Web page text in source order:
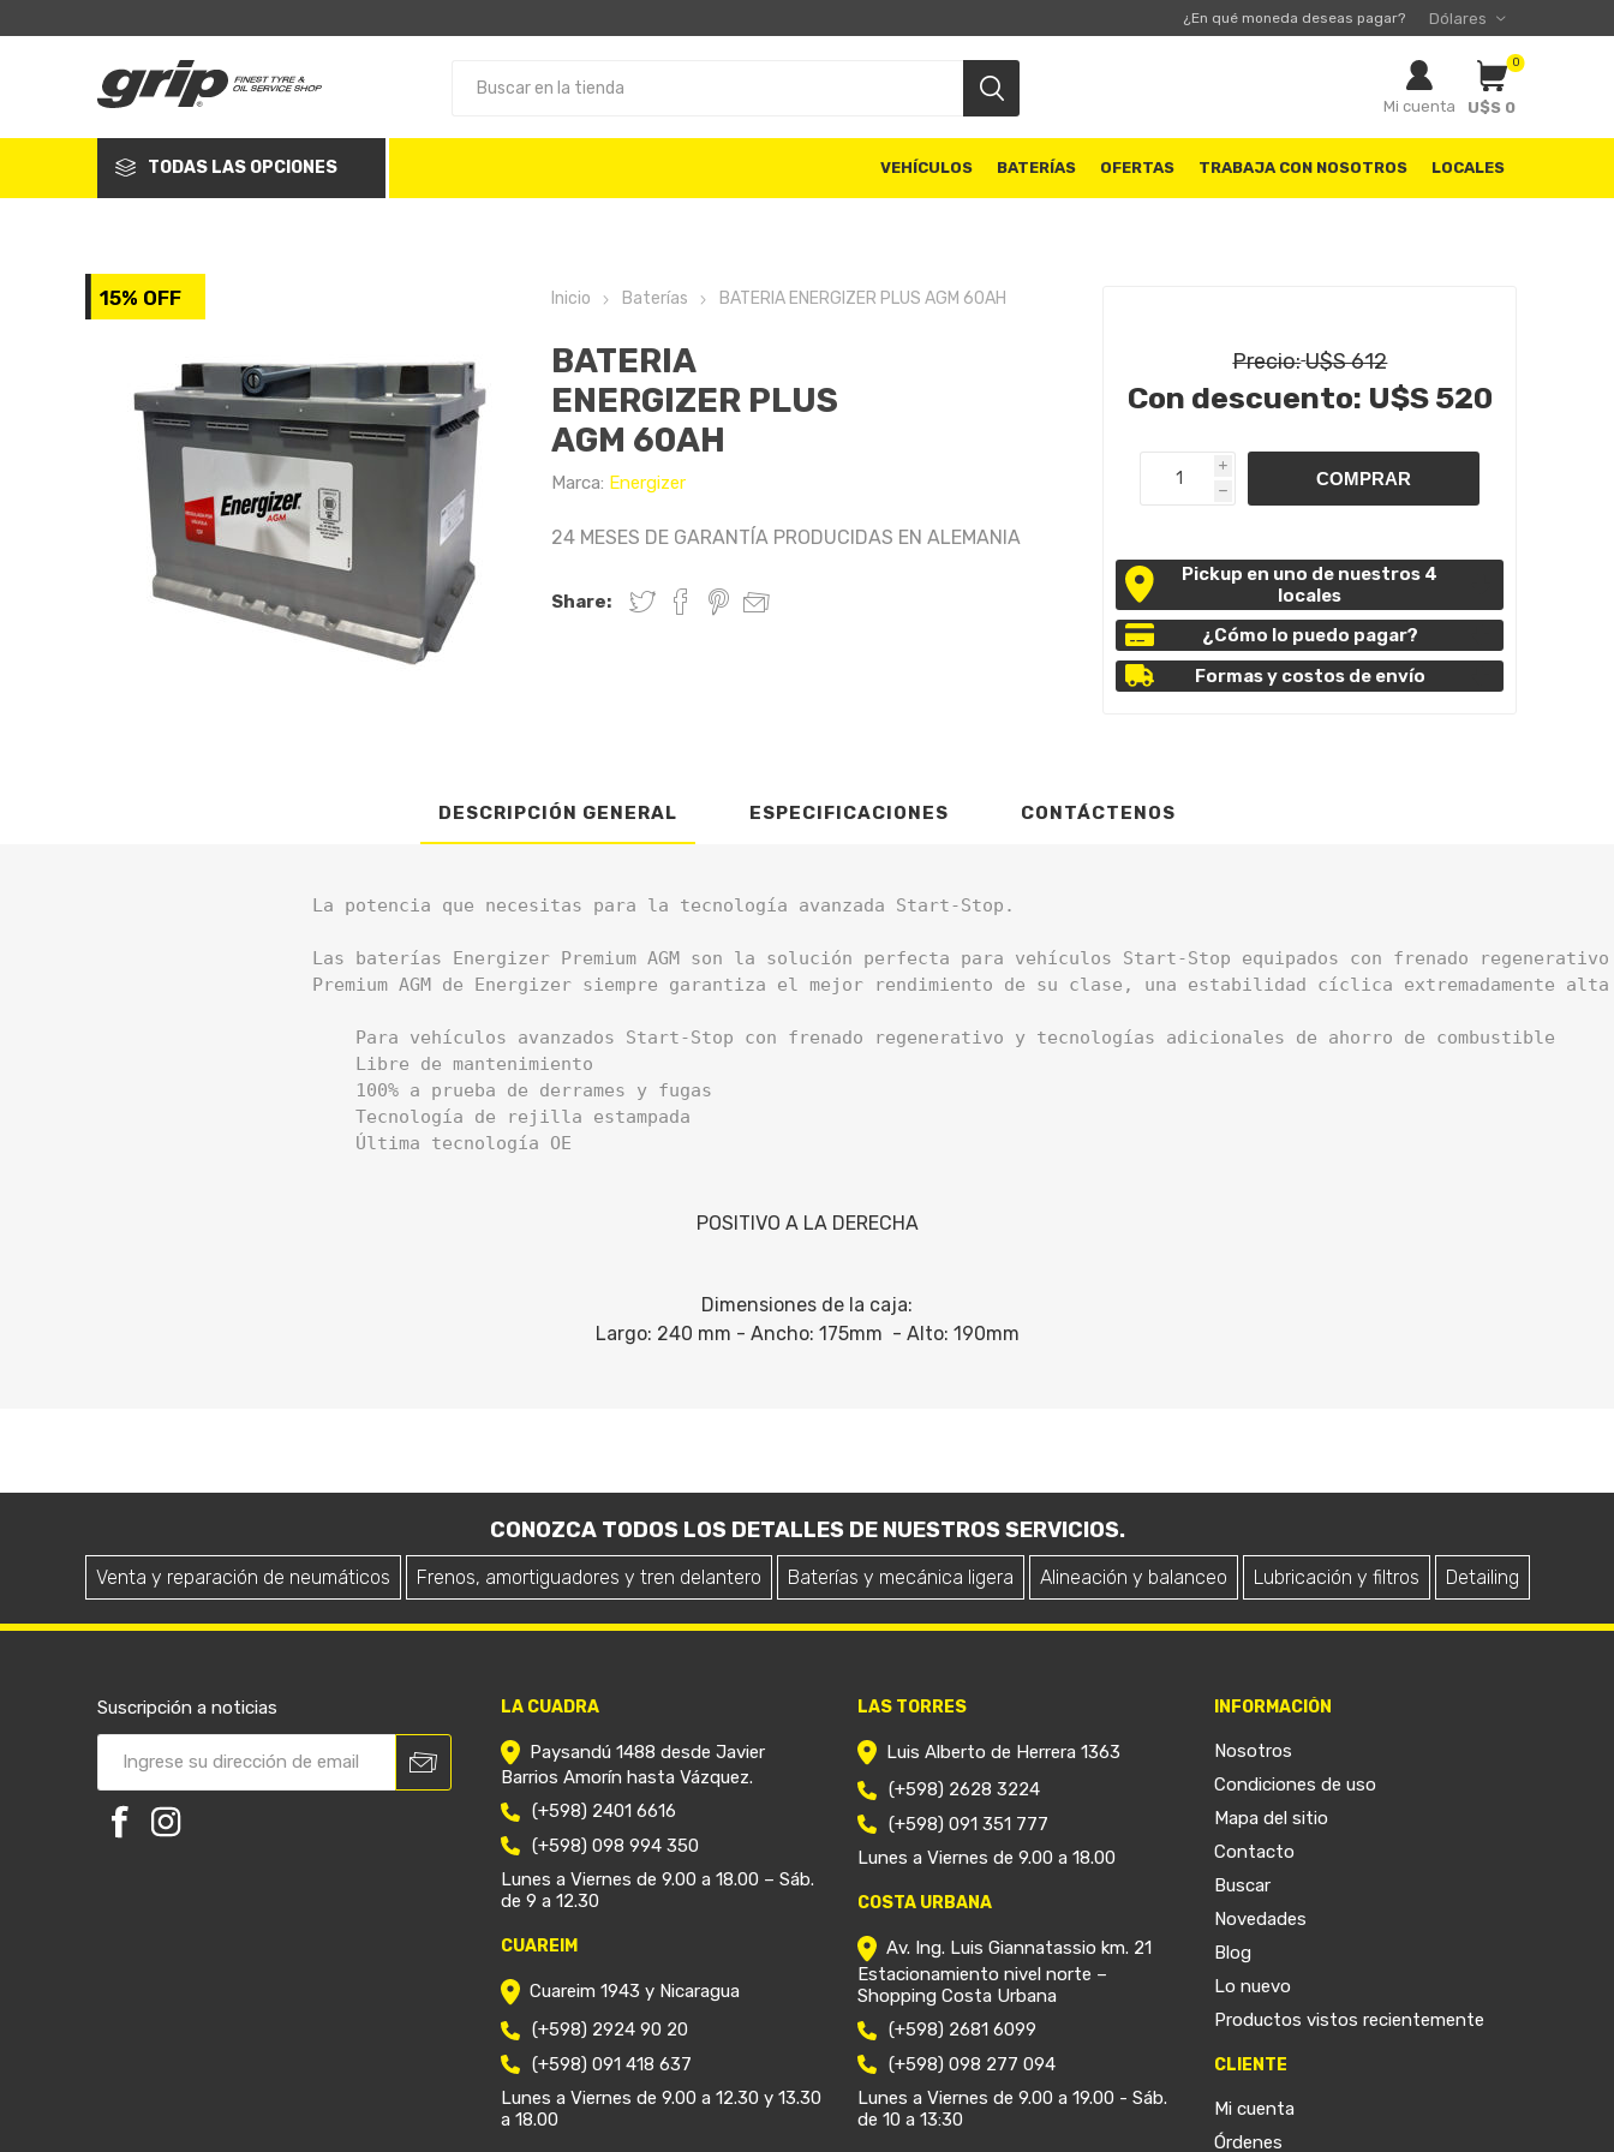
¿En qué moneda deseas pagar?
Mi cuenta
0
U$S 0
TODAS LAS OPCIONES VEHÍCULOS BATERÍAS OFERTAS TRABAJA CON NOSOTROS LOCALES
15% OFF Inicio Baterías BATERIA ENERGIZER PLUS AGM 60AH
BATERIA
ENERGIZER PLUS
AGM 60AH
Marca: Energizer
24 MESES DE GARANTÍA PRODUCIDAS EN ALEMANIA
Share:
Precio:U$S 612
Con descuento: U$S 520
i
h
Pickup en uno de nuestros 4
locales
¿Cómo lo puedo pagar?
Formas y costos de envío
DESCRIPCIÓN GENERAL ESPECIFICACIONES CONTÁCTENOS
La potencia que necesitas para la tecnología avanzada Start-Stop.
Las baterías Energizer Premium AGM son la solución perfecta para vehículos Start-Stop equipados con frenado
Premium AGM de Energizer siempre garantiza el mejor rendimiento de su clase, una estabilidad cíclica extremadamente
    Para vehículos avanzados Start-Stop con frenado regenerativo y tecnologías adicionales de ahorro de combustible
    Libre de mantenimiento
    100% a prueba de derrames y fugas
    Tecnología de rejilla estampada
    Última tecnología OE
POSITIVO A LA DERECHA
Dimensiones de la caja:
Largo: 240 mm - Ancho: 175mm - Alto: 190mm
CONOZCA TODOS LOS DETALLES DE NUESTROS SERVICIOS.
Venta y reparación de neumáticos Frenos, amortiguadores y tren delantero Baterías y mecánica ligera Alineación y balanceo Lubricación y filtros Detailing
Suscripción a noticias LA CUADRA
Paysandú 1488 desde Javier
Barrios Amorín hasta Vázquez.
(+598) 2401 6616
(+598) 098 994 350
Lunes a Viernes de 9.00 a 18.00 – Sáb.
de 9 a 12.30
CUAREIM
Cuareim 1943 y Nicaragua
(+598) 2924 90 20
(+598) 091 418 637
Lunes a Viernes de 9.00 a 12.30 y 13.30
a 18.00
LAS TORRES
Luis Alberto de Herrera 1363
(+598) 2628 3224
(+598) 091 351 777
Lunes a Viernes de 9.00 a 18.00
COSTA URBANA
Av. Ing. Luis Giannatassio km. 21
Estacionamiento nivel norte –
Shopping Costa Urbana
(+598) 2681 6099
(+598) 098 277 094
Lunes a Viernes de 9.00 a 19.00 - Sáb.
de 10 a 13:30
INFORMACIÓN
Nosotros
Condiciones de uso
Mapa del sitio
Contacto
Buscar
Novedades
Blog
Lo nuevo
Productos vistos recientemente
CLIENTE
Mi cuenta
Órdenes